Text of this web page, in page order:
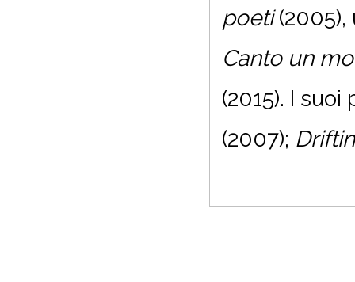
poeti
Canto un
(2015). I
(2007);